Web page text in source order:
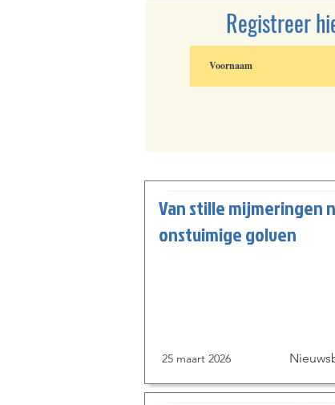
Registreer
Van stille mijmeringen
onstuimige golven
25 maart 2026